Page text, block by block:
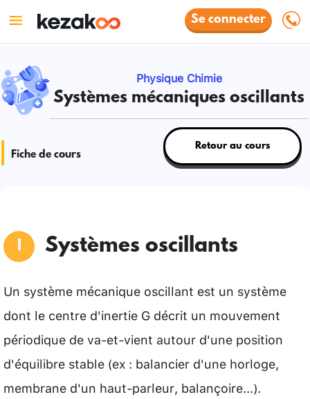
Se connecter
Physique Chimie
Systèmes mécaniques oscillants
Fiche de cours
Retour au cours
Systèmes oscillants
Un système mécanique oscillant est un système
dont le centre d'inertie G décrit un mouvement
périodique de va-et-vient autour d'une position
d'équilibre stable (ex : balancier d'une horloge,
membrane d'un haut-parleur, balançoire...).